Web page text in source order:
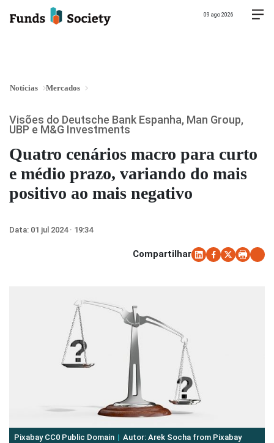
09 ago 2026
Notícias Mercados
Quatro cenários macro para curto
e médio prazo, variando do mais
positivo ao mais negativo
Visões do Deutsche Bank Espanha, Man Group,
UBP e M&G Investments
Data: 01 jul 2024 · 19:34
Compartilhar
Pixabay CC0 Public Domain Autor: Arek Socha from Pixabay